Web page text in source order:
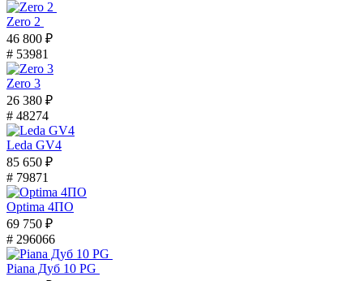
Zero 2
46 800 ₽
# 53981
Zero 3
26 380 ₽
# 48274
Leda GV4
85 650 ₽
# 79871
Optima 4ПО
69 750 ₽
# 296066
Piana Дуб 10 PG